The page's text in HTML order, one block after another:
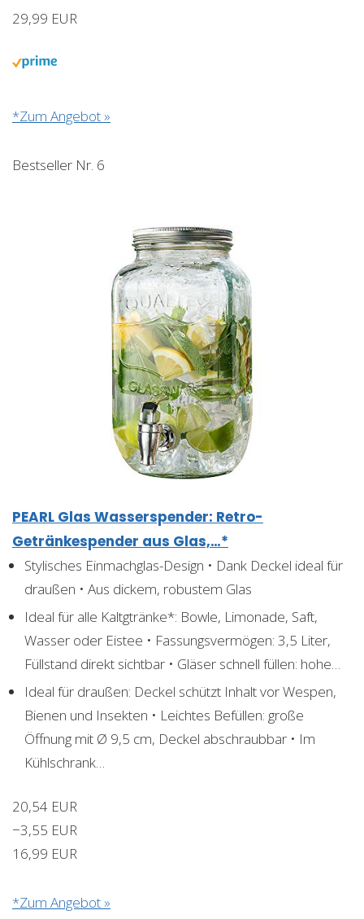
29,99 EUR
*Zum Angebot »
Bestseller Nr. 6
PEARL Glas Wasserspender: Retro-
Getränkespender aus Glas,…*
Stylisches Einmachglas-Design • Dank Deckel ideal für
draußen • Aus dickem, robustem Glas
Ideal für alle Kaltgtränke*: Bowle, Limonade, Saft,
Wasser oder Eistee • Fassungsvermögen: 3,5 Liter,
Füllstand direkt sichtbar • Gläser schnell füllen: hohe…
Ideal für draußen: Deckel schützt Inhalt vor Wespen,
Bienen und Insekten • Leichtes Befüllen: große
Öffnung mit Ø 9,5 cm, Deckel abschraubbar • Im
Kühlschrank…
20,54 EUR
−3,55 EUR
16,99 EUR
*Zum Angebot »